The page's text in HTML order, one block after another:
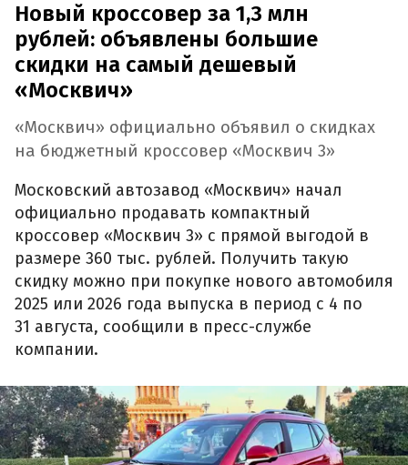
Новый кроссовер за 1,3 млн
рублей: объявлены большие
скидки на самый дешевый
«Москвич»
«Москвич» официально объявил о скидках
на бюджетный кроссовер «Москвич 3»
Московский автозавод «Москвич» начал
официально продавать компактный
кроссовер «Москвич 3» с прямой выгодой в
размере 360 тыс. рублей. Получить такую
скидку можно при покупке нового автомобиля
2025 или 2026 года выпуска в период с 4 по
31 августа, сообщили в пресс-службе
компании.